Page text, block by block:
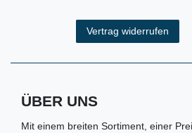
Vertrag widerrufen
ÜBER UNS
Mit einem breiten Sortiment, einer